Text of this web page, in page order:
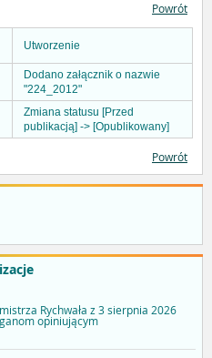
Rychwała z 3 sierpnia 2026
opiniującym
Powrót
Utworzenie
Dodano załącznik o nazwie
"224_2012"
Zmiana statusu [Przed
publikacją] -> [Opublikowany]
Powrót